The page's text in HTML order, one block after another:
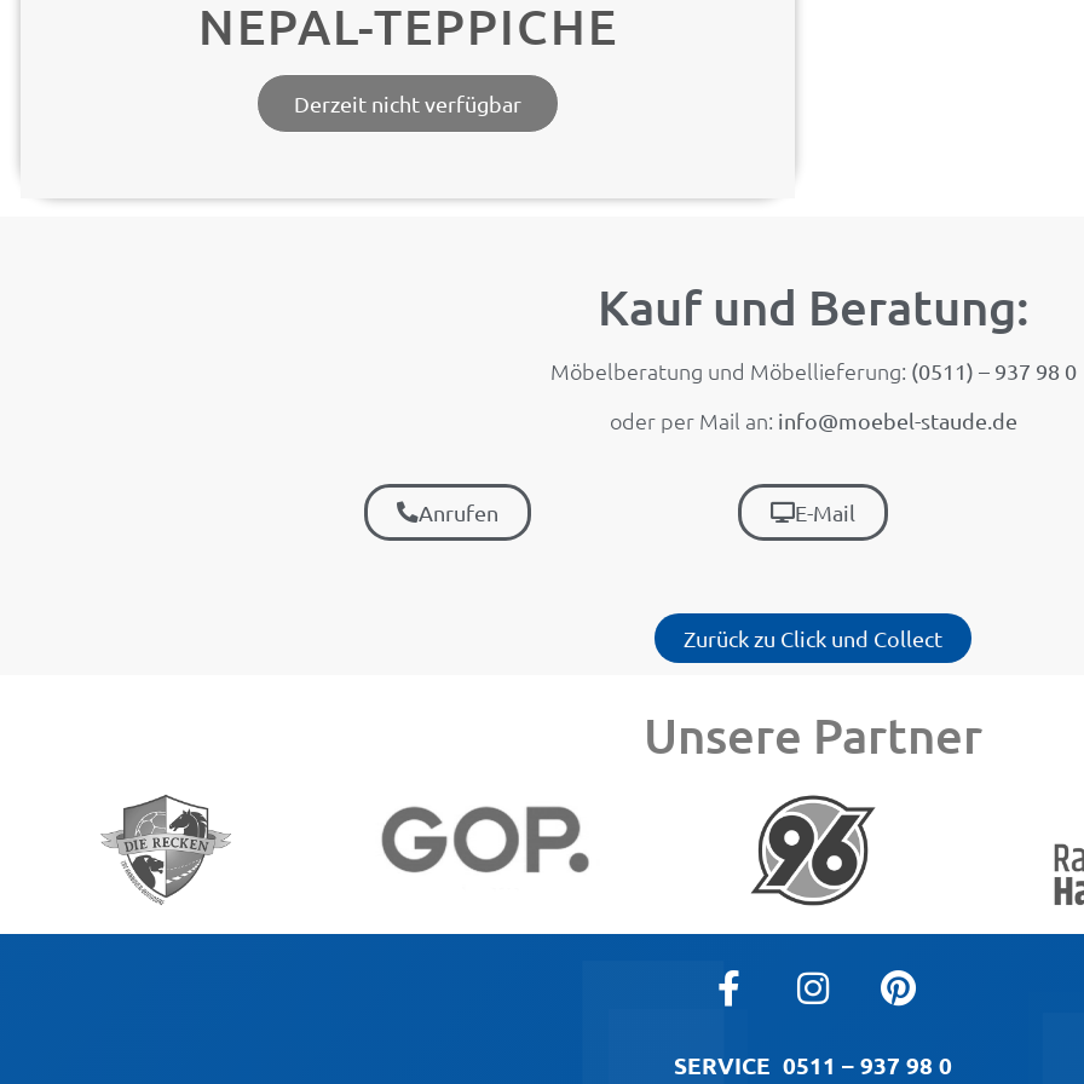
NEPAL-TEPPICHE
Derzeit nicht verfügbar
Kauf und Beratung:
Möbelberatung und Möbellieferung: (0511) – 937 98 0
oder per Mail an: info@moebel-staude.de
Anrufen E-Mail
Zurück zu Click und Collect
Unsere Partner
SERVICE 0511 – 937 98 0